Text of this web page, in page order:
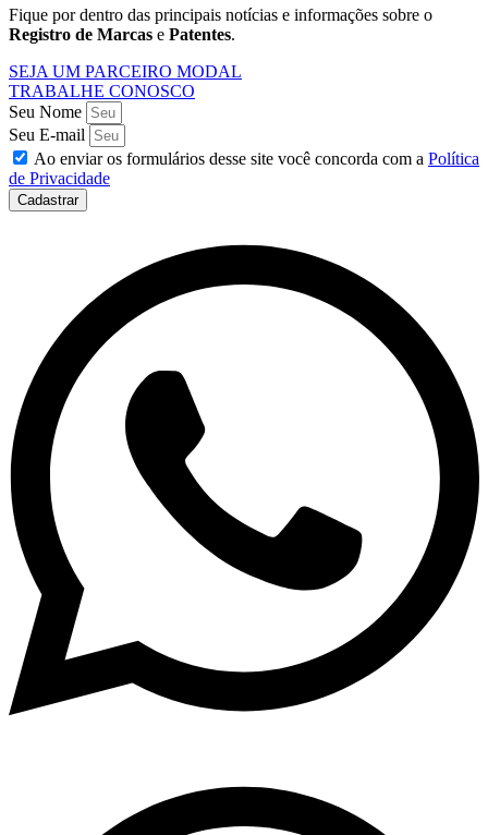
Fique por dentro das principais notícias e informações sobre o
Registro de Marcas e Patentes.
SEJA UM PARCEIRO MODAL
TRABALHE CONOSCO
Seu Nome
Seu E-mail
Ao enviar os formulários desse site você concorda com a Política
de Privacidade
Cadastrar